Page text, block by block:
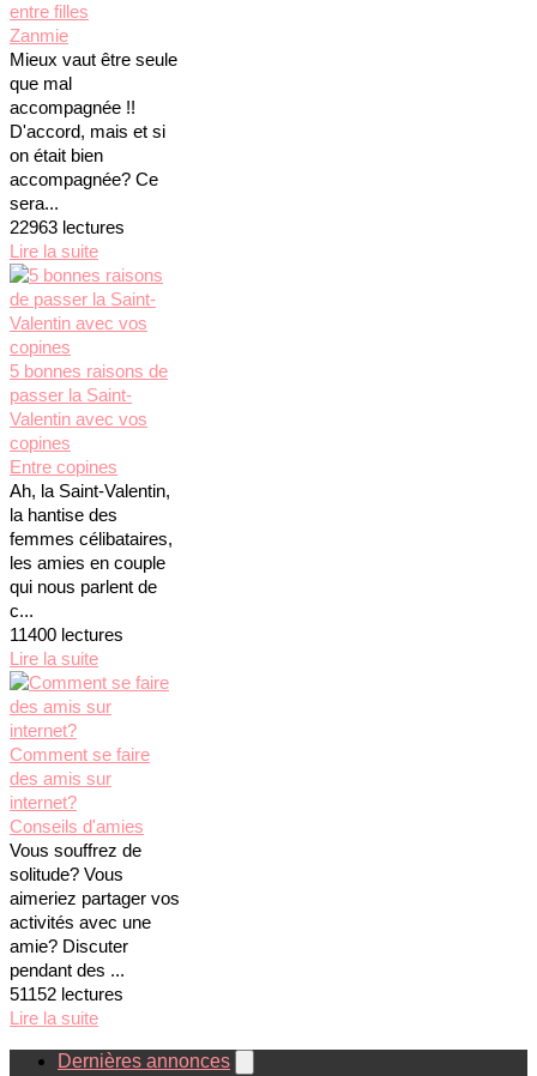
entre filles
Zanmie
Mieux vaut être seule
que mal
accompagnée !!
D'accord, mais et si
on était bien
accompagnée? Ce
sera...
22963 lectures
Lire la suite
5 bonnes raisons de
passer la Saint-
Valentin avec vos
copines
Entre copines
Ah, la Saint-Valentin,
la hantise des
femmes célibataires,
les amies en couple
qui nous parlent de
c...
11400 lectures
Lire la suite
Comment se faire
des amis sur
internet?
Conseils d'amies
Vous souffrez de
solitude? Vous
aimeriez partager vos
activités avec une
amie? Discuter
pendant des ...
51152 lectures
Lire la suite
Dernières annonces